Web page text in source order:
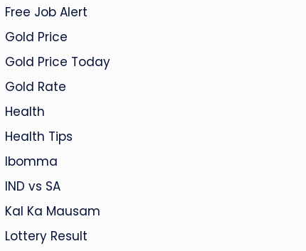
Free Job Alert
Gold Price
Gold Price Today
Gold Rate
Health
Health Tips
Ibomma
IND vs SA
Kal Ka Mausam
Lottery Result